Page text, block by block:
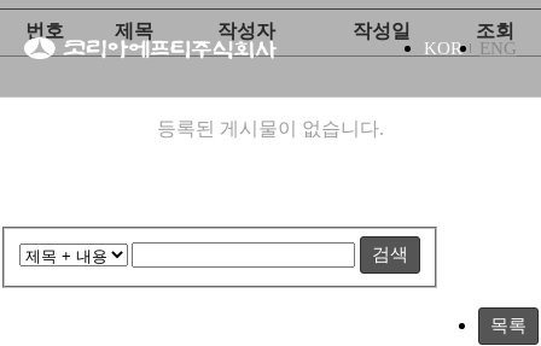
KOR ENG
번호 제목 작성자 작성일 조회
등록된 게시물이 없습니다.
검색
목록